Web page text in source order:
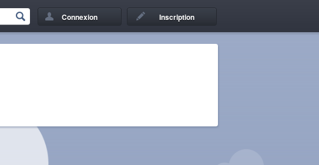
Connexion Inscription